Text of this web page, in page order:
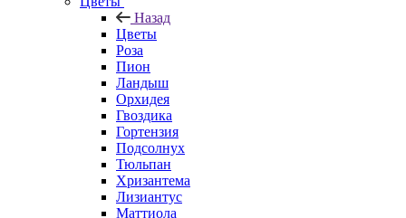
Назад
Цветы
Роза
Пион
Ландыш
Орхидея
Гвоздика
Гортензия
Подсолнух
Тюльпан
Хризантема
Лизиантус
Маттиола